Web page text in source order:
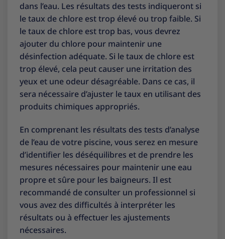
dans l’eau. Les résultats des tests indiqueront si
le taux de chlore est trop élevé ou trop faible. Si
le taux de chlore est trop bas, vous devrez
ajouter du chlore pour maintenir une
désinfection adéquate. Si le taux de chlore est
trop élevé, cela peut causer une irritation des
yeux et une odeur désagréable. Dans ce cas, il
sera nécessaire d’ajuster le taux en utilisant des
produits chimiques appropriés.
En comprenant les résultats des tests d’analyse
de l’eau de votre piscine, vous serez en mesure
d’identifier les déséquilibres et de prendre les
mesures nécessaires pour maintenir une eau
propre et sûre pour les baigneurs. Il est
recommandé de consulter un professionnel si
vous avez des difficultés à interpréter les
résultats ou à effectuer les ajustements
nécessaires.